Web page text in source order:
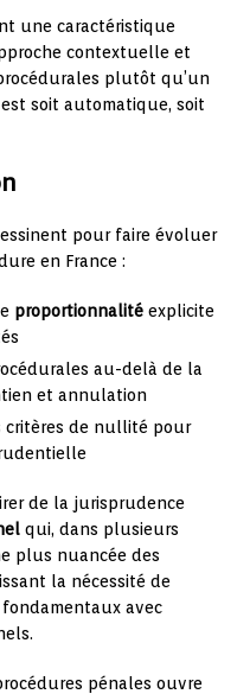
une caractéristique
contextuelle et
plutôt qu’un
soit automatique, soit
pour faire évoluer
en France :
proportionnalité explicite
au-delà de la
et annulation
critères de nullité pour
de la jurisprudence
qui, dans plusieurs
plus nuancée des
la nécessité de
avec
pénales ouvre